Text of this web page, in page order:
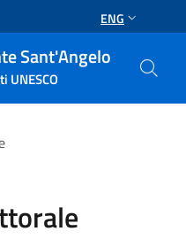
ENG
Sant'Angelo
UNESCO